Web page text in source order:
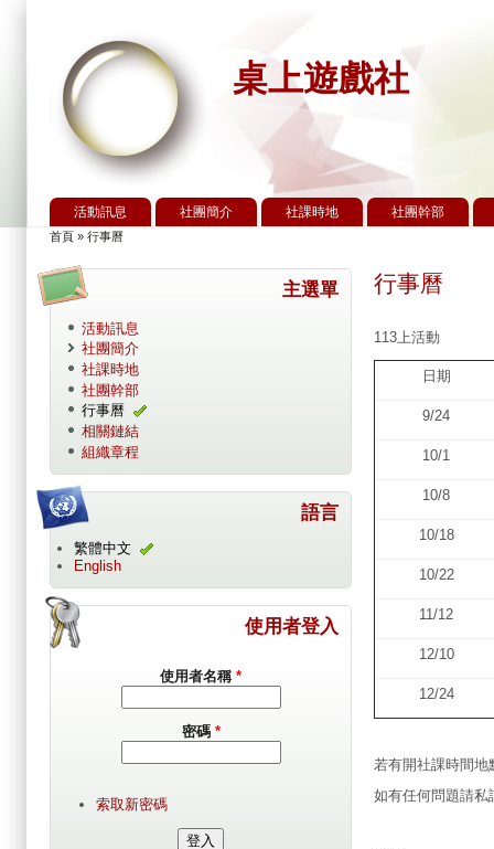
桌上遊戲社
主選單
活動訊息 社團簡介 社課時地 社團幹部
您在這裡
首頁 » 行事曆
行事曆
113上活動
日期
9/24
10/1
10/8
10/18
10/22
11/12
12/10
12/24
若有開社課時間地
如有任何問題請私
主選單
活動訊息
社團簡介
社課時地
社團幹部
行事曆
相關鏈結
組織章程
語言
繁體中文
English
使用者登入
使用者名稱 *
密碼 *
索取新密碼